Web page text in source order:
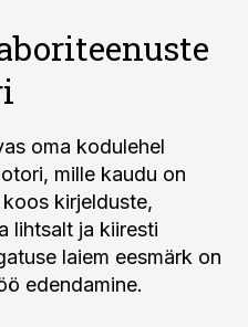
oma kodulehel
mille kaudu on
kirjelduste,
lihtsalt ja kiiresti
laiem eesmärk on
edendamine.